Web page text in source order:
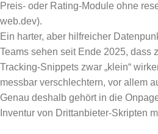
Preis- oder Rating-Module ohne
web.dev).
Ein harter, aber hilfreicher
Teams sehen seit Ende 2025, dass
Tracking-Snippets zwar „klein“
messbar verschlechtern, vor allem
Genau deshalb gehört in die
Inventur von Drittanbieter-Skripten